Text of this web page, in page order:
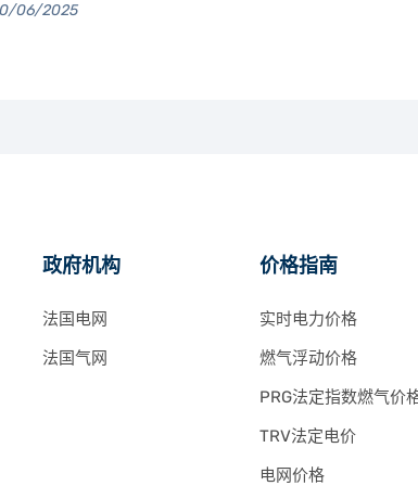
06/2025
政府机构
法国电网
法国气网
价格指南
实时电力价格
燃气浮动价格
PRG法定指数燃气价
TRV法定电价
电网价格